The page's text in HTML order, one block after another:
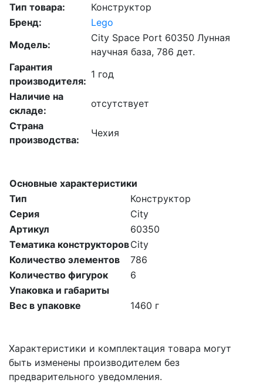
Основные характеристики
Тип
Конструктор
Серия
City
Артикул
60350
Тематика конструкторовCity
Количество элементов
786
Количество фигурок
6
Упаковка и габариты
Вес в упаковке
1460 г
Тип товара:
Конструктор
Бренд:
Lego
Модель:
City Space Port 60350 Лунная
научная база, 786 дет.
Гарантия
производителя:
1 год
Наличие на
складе:
отсутствует
Страна
производства:
Чехия
Характеристики и комплектация товара могут
быть изменены производителем без
предварительного уведомления.